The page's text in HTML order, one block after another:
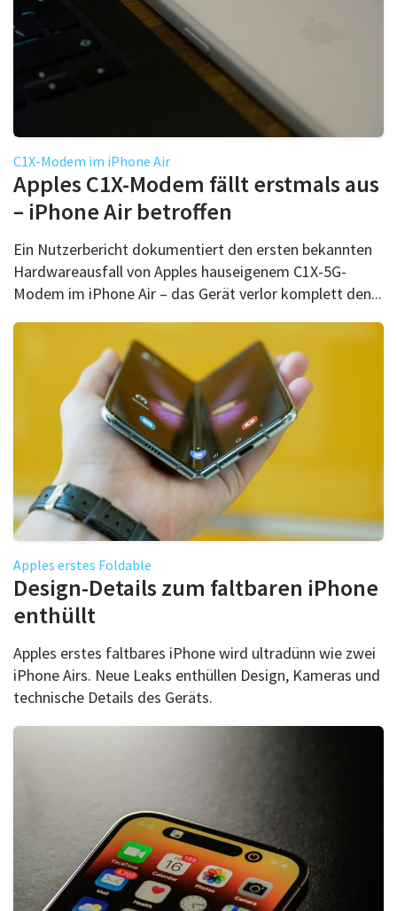
C1X-Modem im iPhone Air
Apples C1X-Modem fällt erstmals aus
– iPhone Air betroffen
Ein Nutzerbericht dokumentiert den ersten bekannten
Hardwareausfall von Apples hauseigenem C1X-5G-
Modem im iPhone Air – das Gerät verlor komplett den...
Apples erstes Foldable
Design-Details zum faltbaren iPhone
enthüllt
Apples erstes faltbares iPhone wird ultradünn wie zwei
iPhone Airs. Neue Leaks enthüllen Design, Kameras und
technische Details des Geräts.